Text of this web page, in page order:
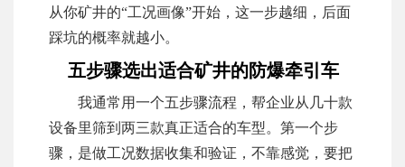
从你矿井的“工况画像”开始，这一步越细，后面
踩坑的概率就越小。
五步骤选出适合矿井的防爆牵引车
我通常用一个五步骤流程，帮企业从几十款
设备里筛到两三款真正适合的车型。第一个步
骤，是做工况数据收集和验证，不靠感觉，要把